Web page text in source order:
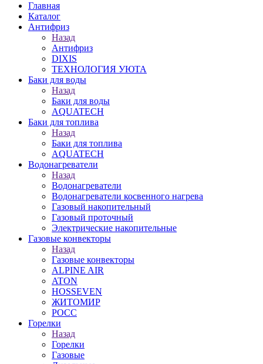
Главная
Каталог
Антифриз
Назад
Антифриз
DIXIS
ТЕХНОЛОГИЯ УЮТА
Баки для воды
Назад
Баки для воды
AQUATECH
Баки для топлива
Назад
Баки для топлива
AQUATECH
Водонагреватели
Назад
Водонагреватели
Водонагреватели косвенного нагрева
Газовый накопительный
Газовый проточный
Электрические накопительные
Газовые конвекторы
Назад
Газовые конвекторы
ALPINE AIR
ATON
HOSSEVEN
ЖИТОМИР
РОСС
Горелки
Назад
Горелки
Газовые